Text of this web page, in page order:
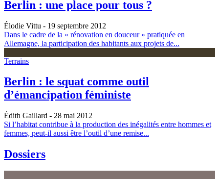
Berlin : une place pour tous ?
Élodie Vittu - 19 septembre 2012
Dans le cadre de la « rénovation en douceur » pratiquée en
Allemagne, la participation des habitants aux projets de...
Terrains
Berlin : le squat comme outil
d’émancipation féministe
Édith Gaillard - 28 mai 2012
Si l’habitat contribue à la production des inégalités entre hommes et
femmes, peut-il aussi être l’outil d’une remise...
Dossiers